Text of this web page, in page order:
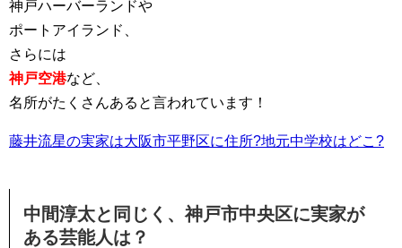
神戸ハーバーランドや
ポートアイランド、
さらには
神戸空港など、
名所がたくさんあると言われています！
藤井流星の実家は大阪市平野区に住所?地元中学校はどこ?
中間淳太と同じく、神戸市中央区に実家が
ある芸能人は？